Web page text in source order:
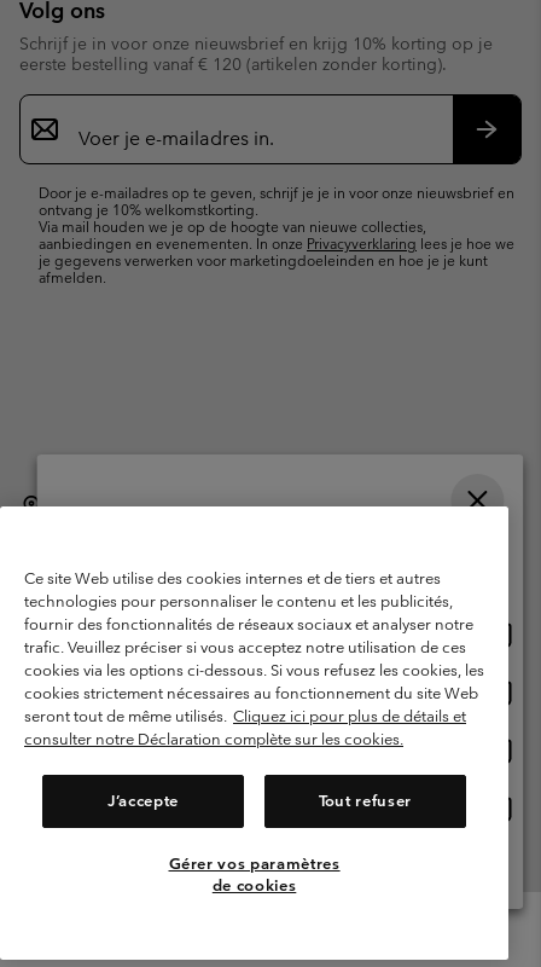
Volg ons
Schrijf je in voor onze nieuwsbrief en krijg 10% korting op je
eerste bestelling vanaf € 120 (artikelen zonder korting).
Aanmelden
voor
e-
Door je e-mailadres op te geven, schrijf je je in voor onze nieuwsbrief en
ontvang je 10% welkomstkorting.
Via mail houden we je op de hoogte van nieuwe collecties,
aanbiedingen en evenementen. In onze Privacyverklaring lees je hoe we
je gegevens verwerken voor marketingdoeleinden en hoe je je kunt
afmelden.
België (Nederlands) | English ›| français ›
Gebruiksvoorwaarden
Verkoopvoorwaarden
Garantie
Privacybeleid
Gebruiksvoorwaarden voor lidmaatschap
Voorwaarden voor door gebruikers gegenereerde inhoud
Impressum
Cookies
Ce site Web utilise des cookies internes et de tiers et autres
technologies pour personnaliser le contenu et les publicités,
fournir des fonctionnalités de réseaux sociaux et analyser notre
trafic. Veuillez préciser si vous acceptez notre utilisation de ces
cookies via les options ci-dessous. Si vous refusez les cookies, les
cookies strictement nécessaires au fonctionnement du site Web
seront tout de même utilisés. Cliquez ici pour plus de détails et
consulter notre Déclaration complète sur les cookies.
J’accepte Tout refuser
Gérer vos paramètres
de cookies
Online shoppen beschikbaar
United States
Belgium-English
Belgium-Français
Belgium-Dutch
Alle Locaties Bekijken